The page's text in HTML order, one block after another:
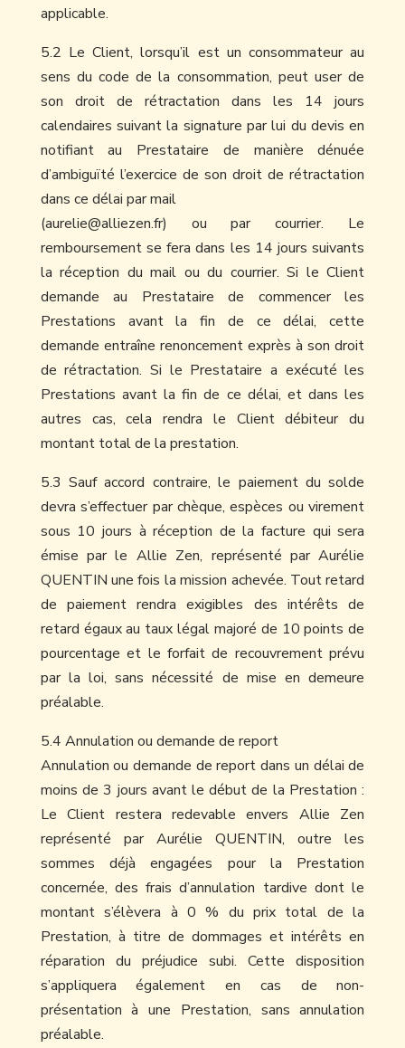
applicable.
5.2 Le Client, lorsqu’il est un consommateur au
sens du code de la consommation, peut user de
son droit de rétractation dans les 14 jours
calendaires suivant la signature par lui du devis en
notifiant au Prestataire de manière dénuée
d’ambiguïté l’exercice de son droit de rétractation
dans ce délai par mail
(aurelie@alliezen.fr) ou par courrier. Le
remboursement se fera dans les 14 jours suivants
la réception du mail ou du courrier. Si le Client
demande au Prestataire de commencer les
Prestations avant la fin de ce délai, cette
demande entraîne renoncement exprès à son droit
de rétractation. Si le Prestataire a exécuté les
Prestations avant la fin de ce délai, et dans les
autres cas, cela rendra le Client débiteur du
montant total de la prestation.
5.3 Sauf accord contraire, le paiement du solde
devra s’effectuer par chèque, espèces ou virement
sous 10 jours à réception de la facture qui sera
émise par le Allie Zen, représenté par Aurélie
QUENTIN une fois la mission achevée. Tout retard
de paiement rendra exigibles des intérêts de
retard égaux au taux légal majoré de 10 points de
pourcentage et le forfait de recouvrement prévu
par la loi, sans nécessité de mise en demeure
préalable.
5.4 Annulation ou demande de report
Annulation ou demande de report dans un délai de
moins de 3 jours avant le début de la Prestation :
Le Client restera redevable envers Allie Zen
représenté par Aurélie QUENTIN, outre les
sommes déjà engagées pour la Prestation
concernée, des frais d’annulation tardive dont le
montant s’élèvera à 0 % du prix total de la
Prestation, à titre de dommages et intérêts en
réparation du préjudice subi. Cette disposition
s’appliquera également en cas de non-
présentation à une Prestation, sans annulation
préalable.